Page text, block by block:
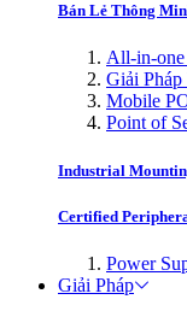
Bán Lẻ Thông
All-in-one
Giải Pháp
Mobile
Point of
Industrial
Certified
Power
Giải Pháp